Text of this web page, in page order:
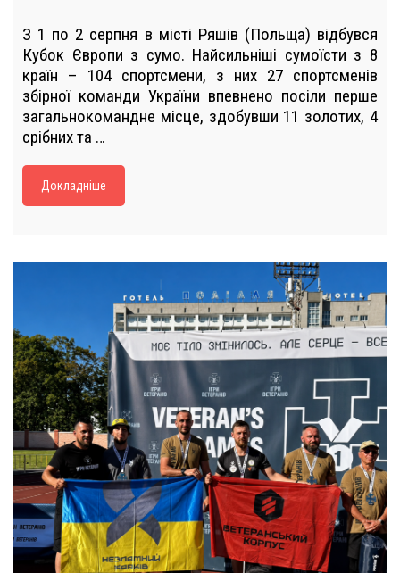
З 1 по 2 серпня в місті Ряшів (Польща) відбувся
Кубок Європи з сумо. Найсильніші сумоїсти з 8
країн – 104 спортсмени, з них 27 спортсменів
збірної команди України впевнено посіли перше
загальнокомандне місце, здобувши 11 золотих, 4
срібних та …
Докладніше